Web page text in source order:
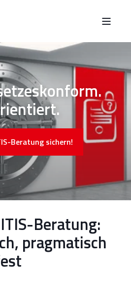
Beratung sichern!
Beratung:
pragmatisch